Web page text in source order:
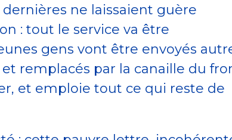
ne laissaient guère
: tout le service va être
gens vont être envoyés
remplacés par la canaille du
et emploie tout ce qui reste de